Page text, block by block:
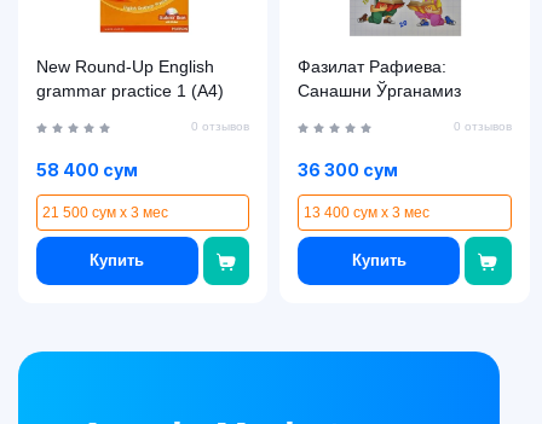
New Round-Up English
grammar practice 1 (A4)
0 отзывов
58 400 сум
21 500 сум x 3 мес
Купить
Фазилат Рафиева:
Санашни Ўрганамиз
0 отзывов
36 300 сум
13 400 сум x 3 мес
Купить